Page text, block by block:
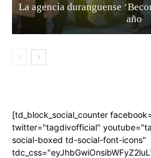
La agencia duranguense
año
[td_block_social_counter
twitter="tagdivofficial"
social-boxed td-social-font-icons"